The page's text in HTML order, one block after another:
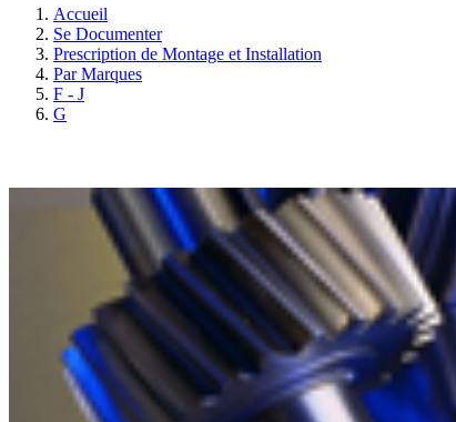
Accueil
Se Documenter
Prescription de Montage et Installation
Par Marques
F - J
G